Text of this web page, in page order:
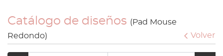
Catálogo de diseños (Pad Mouse
Redondo)
Volver